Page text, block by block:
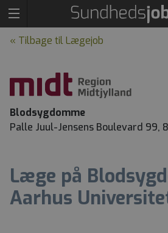
« Tilbage til Lægejob
Blodsygdomme
Palle Juul-Jensens Boulevard 99,
Læge på
Aarhus